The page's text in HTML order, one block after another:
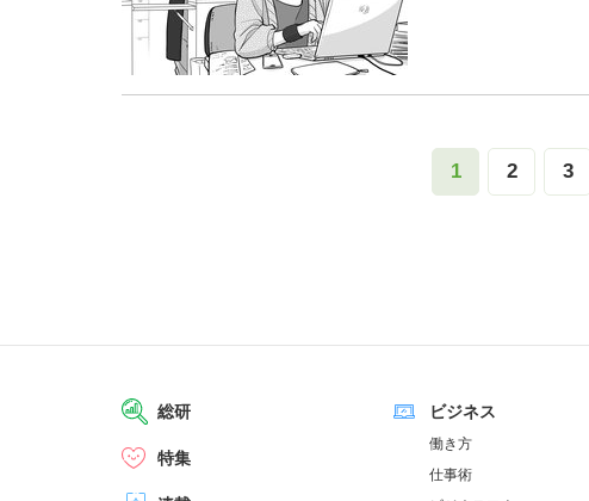
1 2 3
総研
特集
ビジネス
働き方
仕事術